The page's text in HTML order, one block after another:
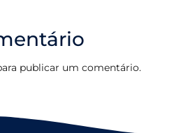
publicar um comentário.